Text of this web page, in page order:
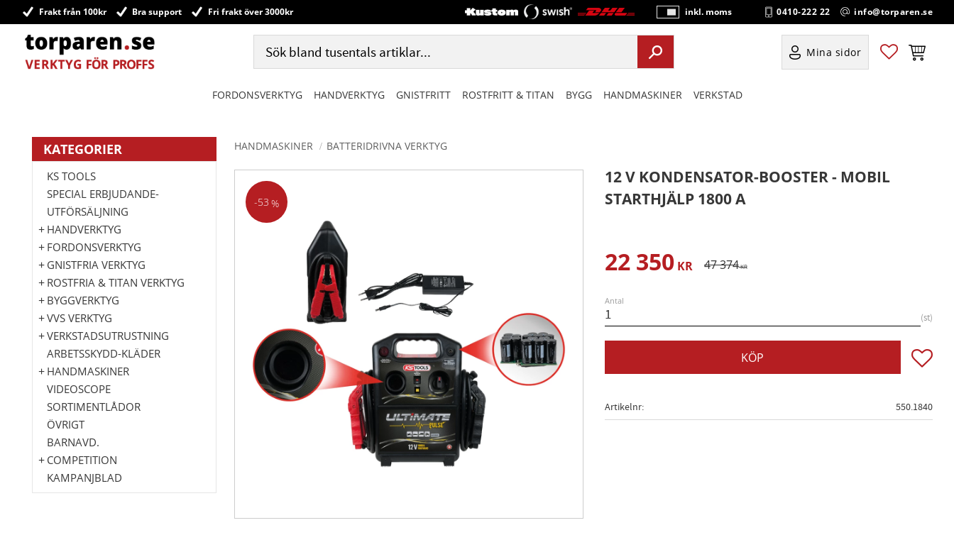
Frakt från 100kr Bra support Fri frakt över 3000kr
P
ri
s
e
vi
inkl. moms 0410-222 22 info@torparen.se
Mina sidor Favoriter
FORDONSVERKTYG HANDVERKTYG GNISTFRITT ROSTFRITT & TITAN BYGG HANDMASKINER VERKSTAD
HANDMASKINER BATTERIDRIVNA VERKTYG
12 V KONDENSATOR-BOOSTER - MOBIL
STARTHJÄLP 1800 A
53 %
Nedsatt pris:
22 350KR Ordinarie pris:
47 374KR
Antal
st
KÖP Lägg
Artikelnr 550.1840
KATEGORIER
KS TOOLS
SPECIAL ERBJUDANDE-
UTFÖRSÄLJNING
HANDVERKTYG
FORDONSVERKTYG
GNISTFRIA VERKTYG
ROSTFRIA & TITAN VERKTYG
BYGGVERKTYG
VVS VERKTYG
VERKSTADSUTRUSTNING
ARBETSSKYDD-KLÄDER
HANDMASKINER
VIDEOSCOPE
SORTIMENTLÅDOR
ÖVRIGT
BARNAVD.
COMPETITION
KAMPANJBLAD